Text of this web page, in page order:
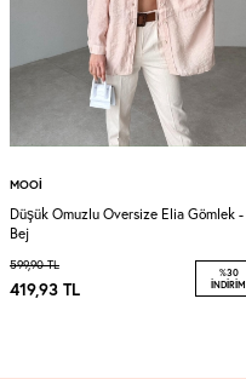
MOOI
Düşük Omuzlu Oversize Elia Gömlek -
Bej
599,90TL
419,93 TL
%30
İNDIRIM